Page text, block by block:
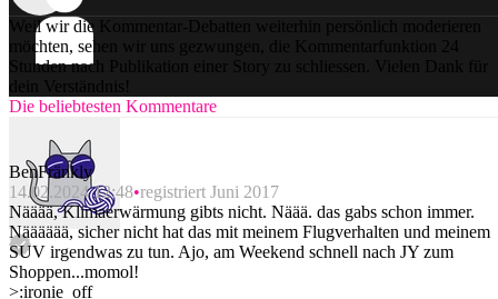
Weil wir die Kommentar-Debatten weiterhin persönlich moderieren
möchten, sehen wir uns gezwungen, die Kommentarfunktion 24
Stunden nach Publikation einer Story zu schliessen. Vielen Dank für
dein Verständnis!
Die beliebtesten Kommentare
BenFränkly
14.02.2024 12:48 registriert Juni 2017
Nääää, Klimaerwärmung gibts nicht. Näää. das gabs schon immer.
Nääääää, sicher nicht hat das mit meinem Flugverhalten und meinem
SUV irgendwas zu tun. Ajo, am Weekend schnell nach JY zum
Shoppen...momol!
>:ironie_off